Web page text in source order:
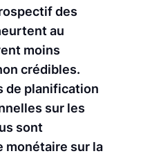
des
au
moins
crédibles.
de planification
sur les
sont
monétaire sur la